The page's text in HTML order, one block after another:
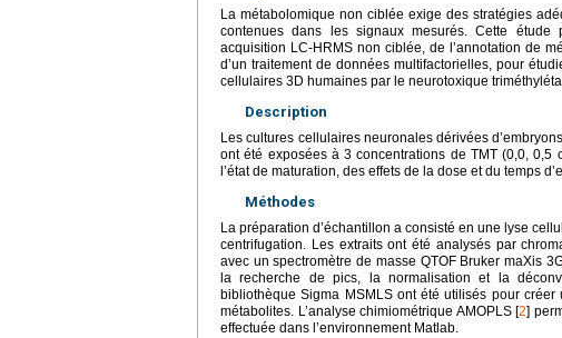
La métabolomique non ciblée exige des stratégies
contenues dans les signaux mesurés. Cette
acquisition LC-HRMS non ciblée, de l’annotation de
d’un traitement de données multifactorielles, pour
cellulaires 3D humaines par le neurotoxique
Description
Les cultures cellulaires neuronales dérivées
ont été exposées à 3 concentrations de TMT (0,0, 0,5
l’état de maturation, des effets de la dose et du temps
Méthodes
La préparation d’échantillon a consisté en une lyse
centrifugation. Les extraits ont été analysés par
avec un spectromètre de masse QTOF Bruker maXis
la recherche de pics, la normalisation et la
bibliothèque Sigma MSMLS ont été utilisés pour
métabolites. L’analyse chimiométrique AMOPLS [2]
effectuée dans l’environnement Matlab.